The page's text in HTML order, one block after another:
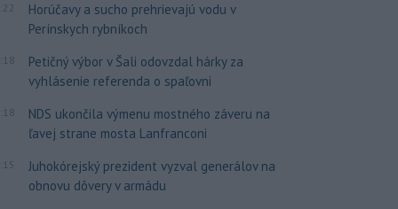
Horúčavy a sucho prehrievajú vodu v
Perínskych rybníkoch
Petičný výbor v Šali odovzdal hárky za
vyhlásenie referenda o spaľovni
NDS ukončila výmenu mostného záveru na
ľavej strane mosta Lanfranconi
Juhokórejský prezident vyzval generálov na
obnovu dôvery v armádu